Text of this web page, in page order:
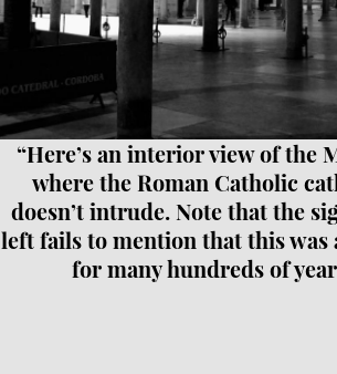
“Here’s an interior view of the
where the Roman Catholic
doesn’t intrude. Note that the
left fails to mention that this was
for many hundreds of